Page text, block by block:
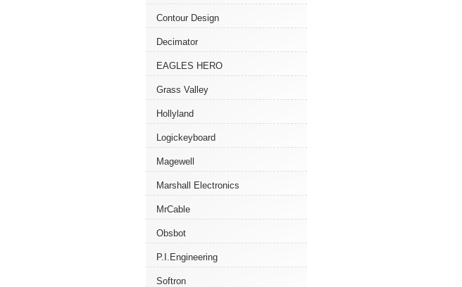
Contour Design
Decimator
EAGLES HERO
Grass Valley
Hollyland
Logickeyboard
Magewell
Marshall Electronics
MrCable
Obsbot
P.I.Engineering
Softron